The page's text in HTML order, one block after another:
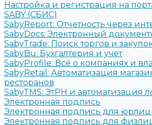
Настройка и регистрация на
SABY (СБИС)
SabyReport: Отчетность через
SabyDocs: Электронный
SabyTrade: Поиск торгов и
SabyBu: Бухгалтерия и учет
SabyProfile: Всё о компаниях и
SabyRetail: Автоматизация
ресторанов
SabyTMS: ЭтРН и автоматизация
Электронная подпись
Электронная подпись для
Электронная подпись для